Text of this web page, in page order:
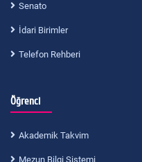
Senato
İdari Birimler
Telefon Rehberi
Öğrenci
Akademik Takvim
Mezun Bilgi Sistemi